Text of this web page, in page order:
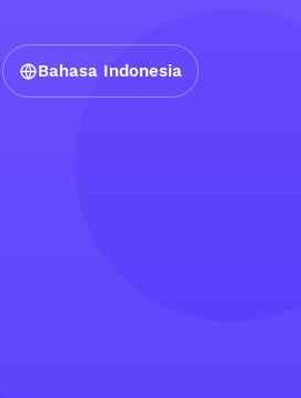
Bahasa Indonesia